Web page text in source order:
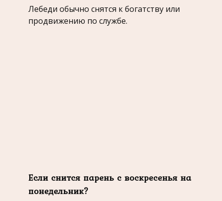
Лебеди обычно снятся к богатству или
продвижению по службе.
Если снится парень с воскресенья на
понедельник?